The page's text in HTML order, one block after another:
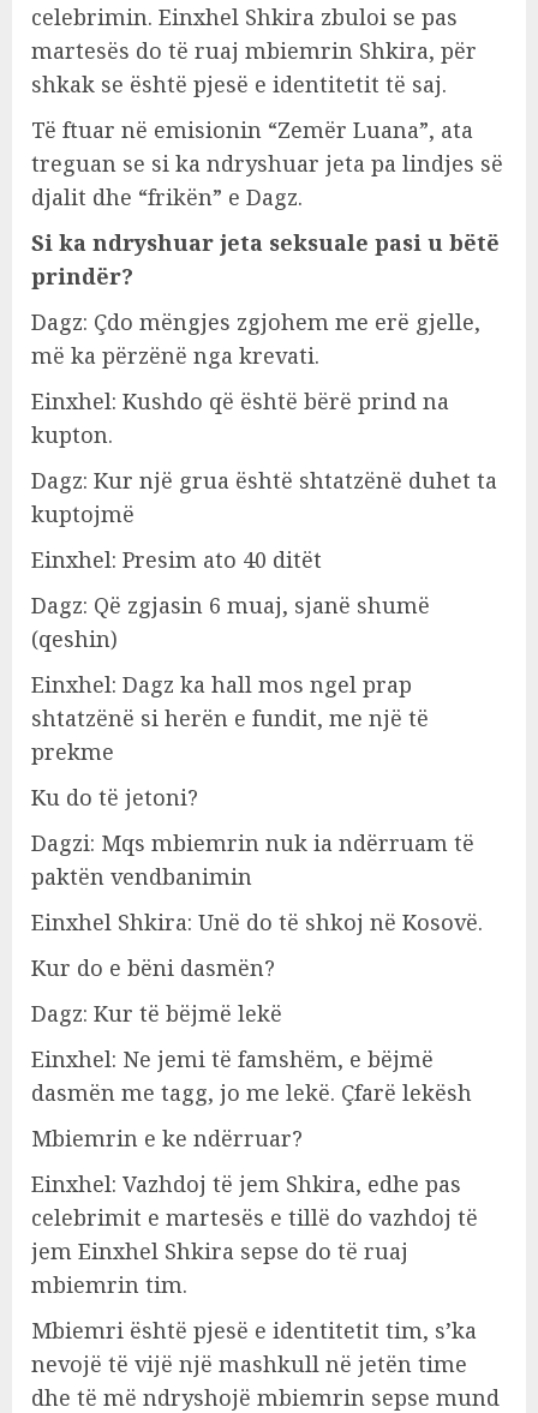
celebrimin. Einxhel Shkira zbuloi se pas
martesës do të ruaj mbiemrin Shkira, për
shkak se është pjesë e identitetit të saj.
Të ftuar në emisionin “Zemër Luana”, ata
treguan se si ka ndryshuar jeta pa lindjes së
djalit dhe “frikën” e Dagz.
Si ka ndryshuar jeta seksuale pasi u bëtë
prindër?
Dagz: Çdo mëngjes zgjohem me erë gjelle,
më ka përzënë nga krevati.
Einxhel: Kushdo që është bërë prind na
kupton.
Dagz: Kur një grua është shtatzënë duhet ta
kuptojmë
Einxhel: Presim ato 40 ditët
Dagz: Që zgjasin 6 muaj, sjanë shumë
(qeshin)
Einxhel: Dagz ka hall mos ngel prap
shtatzënë si herën e fundit, me një të
prekme
Ku do të jetoni?
Dagzi: Mqs mbiemrin nuk ia ndërruam të
paktën vendbanimin
Einxhel Shkira: Unë do të shkoj në Kosovë.
Kur do e bëni dasmën?
Dagz: Kur të bëjmë lekë
Einxhel: Ne jemi të famshëm, e bëjmë
dasmën me tagg, jo me lekë. Çfarë lekësh
Mbiemrin e ke ndërruar?
Einxhel: Vazhdoj të jem Shkira, edhe pas
celebrimit e martesës e tillë do vazhdoj të
jem Einxhel Shkira sepse do të ruaj
mbiemrin tim.
Mbiemri është pjesë e identitetit tim, s’ka
nevojë të vijë një mashkull në jetën time
dhe të më ndryshojë mbiemrin sepse mund